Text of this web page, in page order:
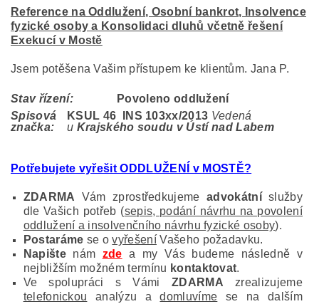
Reference na Oddlužení, Osobní bankrot, Insolvence
fyzické osoby a Konsolidaci dluhů včetně řešení
Exekucí v Mostě
Jsem potěšena Vašim přístupem ke klientům. Jana P.
Stav řízení:
Povoleno oddlužení
Spisová
značka:
KSUL 46 INS 103xx/2013 Vedená
u Krajského soudu v Ústí nad Labem
Potřebujete vyřešit ODDLUŽENÍ v MOSTĚ?
ZDARMA Vám zprostředkujeme advokátníslužby
dle Vašich potřeb (sepis, podání návrhu na povolení
oddlužení a insolvenčního návrhu fyzické osoby).
Postaráme se ovyřešeníVašeho požadavku.
Napištenám zde a my Vás budeme následně v
nejbližším možném termínu kontaktovat.
Ve spolupráci s Vámi ZDARMA zrealizujeme
telefonickou analýzu adomluvíme se na dalším